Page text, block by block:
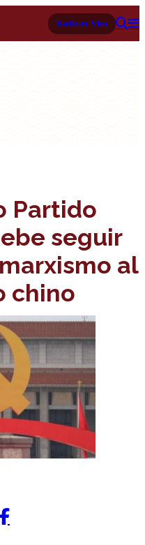
Radio en Vivo
Partido
seguir
al
chino